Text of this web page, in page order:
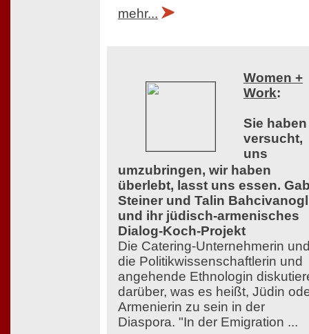
mehr...
Women +
Work:
Sie haben
versucht,
uns
umzubringen, wir haben
überlebt, lasst uns essen.
Steiner und Talin
und ihr jüdisch-armenisches
Dialog-Koch-Projekt
Die Catering-Unternehmerin
die Politikwissenschaftlerin und
angehende Ethnologin
darüber, was es heißt, Jüdin
Armenierin zu sein in der
Diaspora. "In der Emigration ...